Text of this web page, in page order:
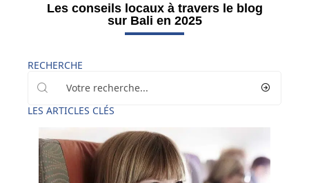
Les conseils locaux à travers le blog
sur Bali en 2025
RECHERCHE
LES ARTICLES CLÉS